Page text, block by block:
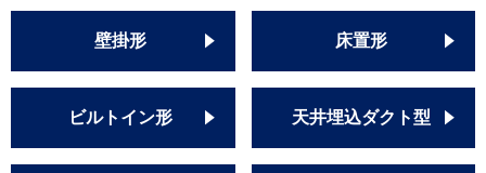
壁掛形 床置形
ビルトイン形 天井埋込ダクト型